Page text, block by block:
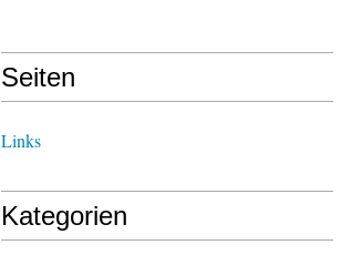
Seiten
Links
Kategorien